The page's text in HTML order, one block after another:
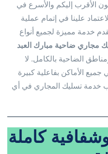
الأقرب إليكم والأسرع في
علينا في إتمام عملية
خدمة مميزة لجميع أنواع
مجاري ضاحية مبارك العبد
الضاحية بالكامل. لا
الأماكن بفاعلية كبيرة
خدمة تسليك المجاري في أي
كاملة